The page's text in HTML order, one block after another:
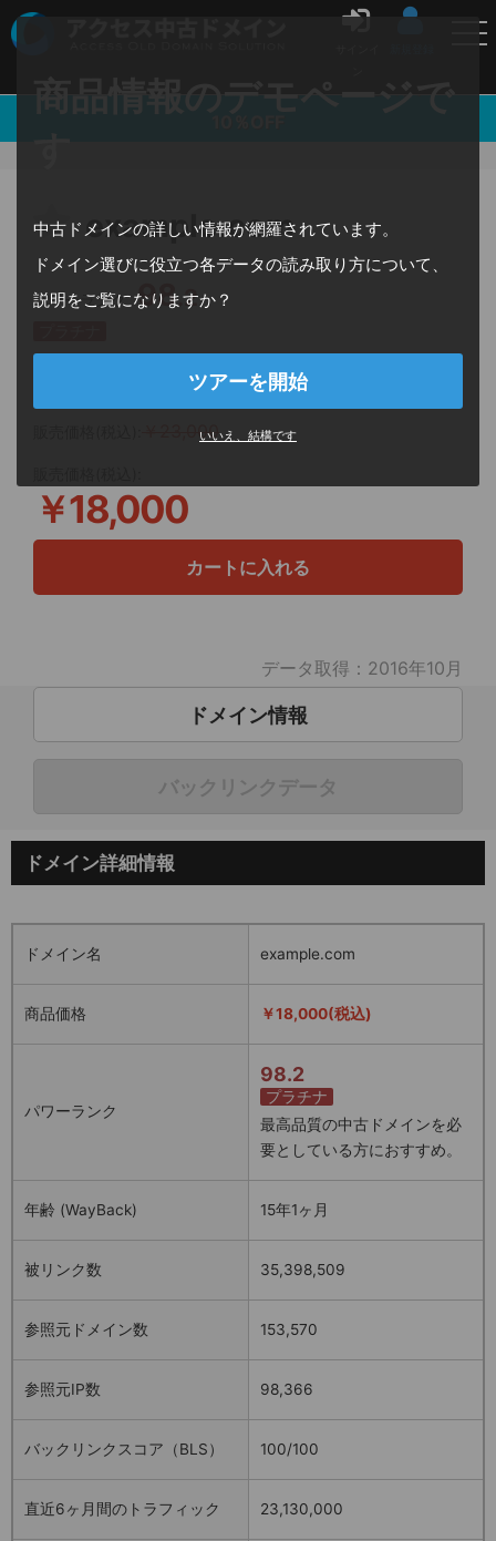
中古ドメインの詳しい情報が網羅されています。
ドメイン選びに役立つ各データの読み取り方について、
説明をご覧になりますか？
ツアーを開始
いいえ、結構です
example.com
パワーランク 98.2
￥23,000
￥18,000
カートに入れる
データ取得：2016年10月
ドメイン情報
バックリンクデータ
ドメイン詳細情報
ドメイン名 example.com
商品価格 ￥18,000(税込)
パワーランク
98.2
プラチナ
最高品質の中古ドメインを必
要としている方におすすめ。
年齢 (WayBack) 15年1ヶ月
被リンク数 35,398,509
参照元ドメイン数 153,570
参照元IP数 98,366
バックリンクスコア（BLS） 100/100
直近6ヶ月間のトラフィック 23,130,000